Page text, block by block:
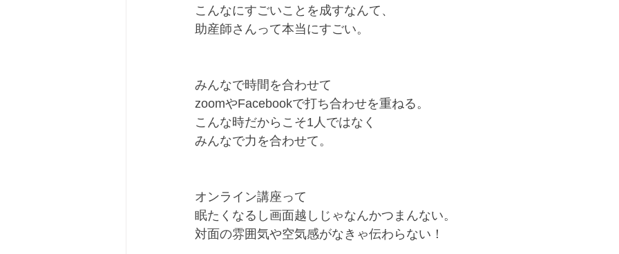
こんなにすごいことを成すなんて、﻿
助産師さんって本当にすごい。﻿
みんなで時間を合わせて﻿
zoomやFacebookで打ち合わせを重ねる。﻿
こんな時だからこそ1人ではなく﻿
みんなで力を合わせて。﻿
オンライン講座って﻿
眠たくなるし画面越しじゃなんかつまんない。﻿
対面の雰囲気や空気感がなきゃ伝わらない！﻿